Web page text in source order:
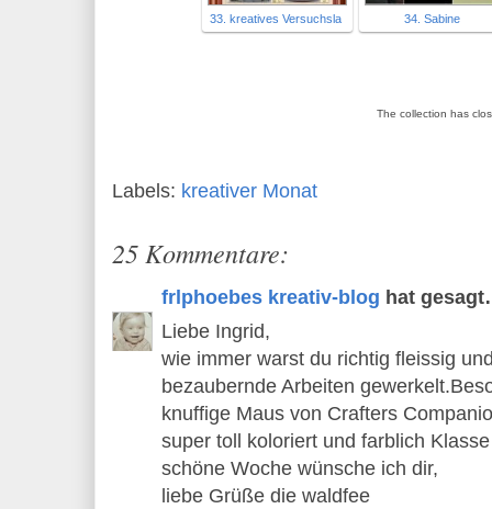
33. kreatives Versuchsla 34. Sabine
The collection has
Labels: kreativer Monat
25 Kommentare:
frlphoebes kreativ-blog hat
Liebe Ingrid,
wie immer warst du richtig fleissig
bezaubernde Arbeiten
knuffige Maus von Crafters
super toll koloriert und farblich
schöne Woche wünsche ich dir,
liebe Grüße die waldfee